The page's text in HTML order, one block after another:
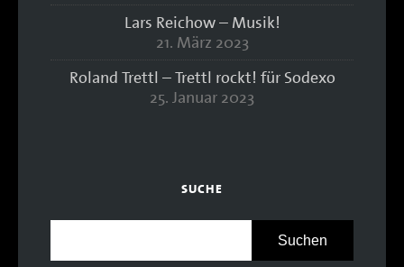
Lars Reichow – Musik!
21. März 2023
Roland Trettl – Trettl rockt! für Sodexo
25. Januar 2023
SUCHE